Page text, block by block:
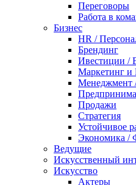
Переговоры
Работа в
Бизнес
HR /
Брендинг
Ивестиции /
Маркетинг и
Менеджмент
Продажи
Стратегия
Устойчивое
Экономика /
Ведущие
Искусственный
Искусство
Актеры